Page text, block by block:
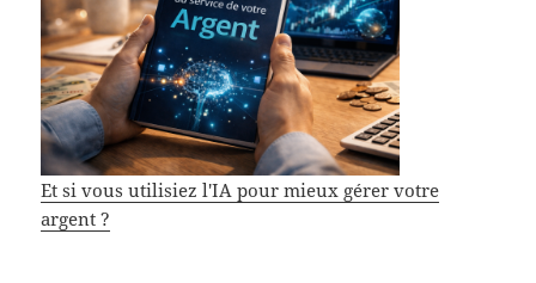
Et si vous utilisiez l'IA pour mieux gérer votre
argent ?